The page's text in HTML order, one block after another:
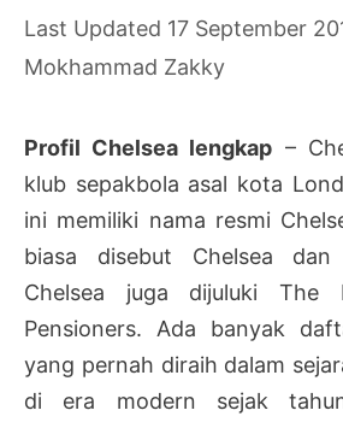
17 September
Mokhammad Zakky
Profil Chelsea lengkap –
klub sepakbola asal kota
ini memiliki nama resmi
biasa disebut Chelsea dan
Chelsea juga dijuluki The
Pensioners. Ada banyak
yang pernah diraih dalam
di era modern sejak